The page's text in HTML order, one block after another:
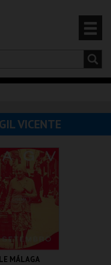
VICENTE
MÁLAGA